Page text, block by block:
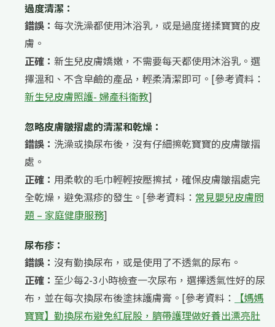
過度清潔：
錯誤： 每次洗澡都使用沐浴乳，或是過度搓揉寶寶的皮
膚。
正確： 新生兒皮膚嬌嫩，不需要每天都使用沐浴乳。選
擇溫和、不含皁鹼的產品，輕柔清潔即可。[參考資料：
新生兒皮膚照護- 婦產科衛教]
忽略皮膚皺摺處的清潔和乾燥：
錯誤： 洗澡或換尿布後，沒有仔細擦乾寶寶的皮膚皺摺
處。
正確： 用柔軟的毛巾輕輕按壓擦拭，確保皮膚皺摺處完
全乾燥，避免濕疹的發生。[參考資料： 常見嬰兒皮膚問
題 – 家庭健康服務]
尿布疹：
錯誤： 沒有勤換尿布，或是使用了不透氣的尿布。
正確： 至少每2-3小時檢查一次尿布，選擇透氣性好的尿
布，並在每次換尿布後塗抹護膚膏。[參考資料：
【媽媽
寶寶】勤換尿布避免紅屁股，臍帶護理做好養出漂亮肚